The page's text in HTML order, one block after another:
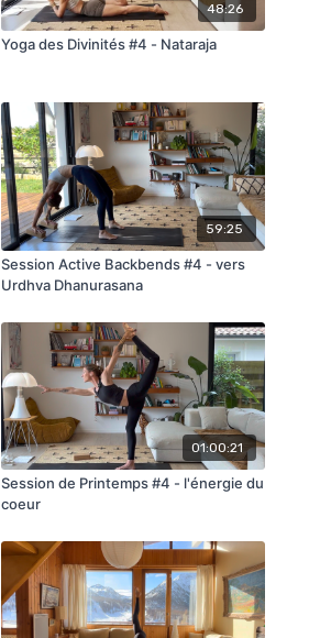
48:26
Yoga des Divinités #4 - Nataraja
59:25
Session Active Backbends #4 - vers
Urdhva Dhanurasana
01:00:21
Session de Printemps #4 - l'énergie du
coeur